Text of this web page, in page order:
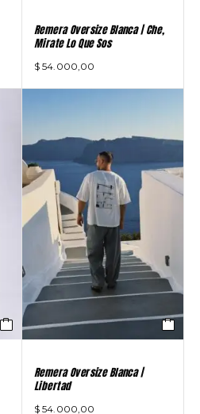
Remera Oversize Blanca | Che,
Mirate Lo Que Sos
$ 54.000,00
Remera Oversize Blanca |
Libertad
$ 54.000,00